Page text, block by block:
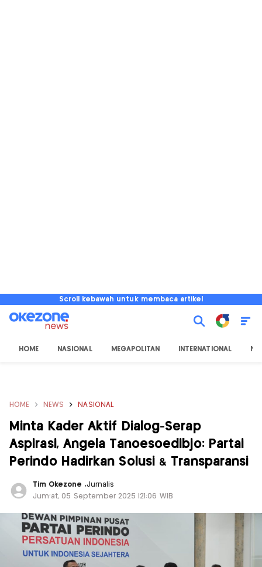
Scroll kebawah untuk membaca artikel
HOME NASIONAL MEGAPOLITAN INTERNATIONAL
HOME NEWS NASIONAL
Minta Kader Aktif Dialog-Serap
Aspirasi, Angela Tanoesoedibjo: Partai
Perindo Hadirkan Solusi & Transparansi
Tim Okezone ,Jurnalis
Jum'at, 05 September 2025 |21:06 WIB